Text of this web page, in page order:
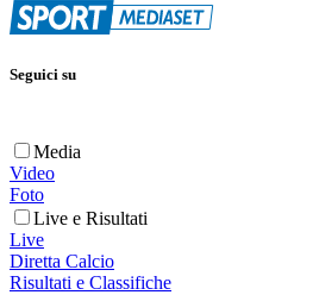
Seguici su
Media
Video
Foto
Live e Risultati
Live
Diretta Calcio
Risultati e Classifiche